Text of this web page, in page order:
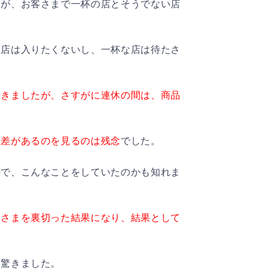
、お客さまで一杯の店とそうでない店
は入りたくないし、一杯な店は待たさ
ましたが、さすがに連休の間は、商品
があるのを見るのは残念でした。
、こんなことをしていたのかも知れま
まを裏切った結果になり、結果として
きました。